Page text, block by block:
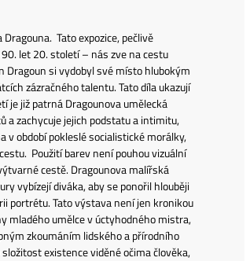
Tato expozice, pečlivě
let 20. století – nás zve na cestu
Dragoun si vydobyl své místo hlubokým
zázračného talentu. Tato díla ukazují
je již patrná Dragounova umělecká
a zachycuje jejich podstatu a intimitu,
v období pokleslé socialistické morálky,
Použití barev není pouhou vizuální
cestě. Dragounova malířská
vybízejí diváka, aby se ponořil hlouběji
portrétu. Tato výstava není jen kronikou
mladého umělce v úctyhodného mistra,
zkoumáním lidského a přírodního
existence viděné očima člověka,